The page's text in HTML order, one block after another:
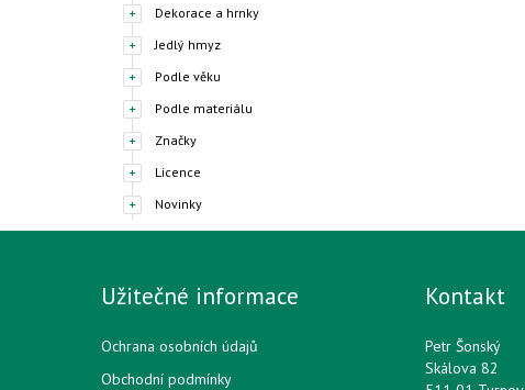
Dekorace a hrnky
Jedlý hmyz
Podle věku
Podle materiálu
Značky
Licence
Novinky
Užitečné informace
Ochrana osobních údajů
Obchodní podmínky
Kontakt
Petr Šonský
Skálova 82